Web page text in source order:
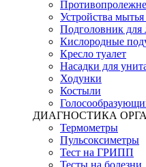
Устройства
Подголовник для
Кислородные
Кресло туалет
Насадки для
Ходунки
Костыли
ДИАГНОСТИКА
Термометры
Пульсоксиметры
Тест на ГРИПП
Тесты на болезни